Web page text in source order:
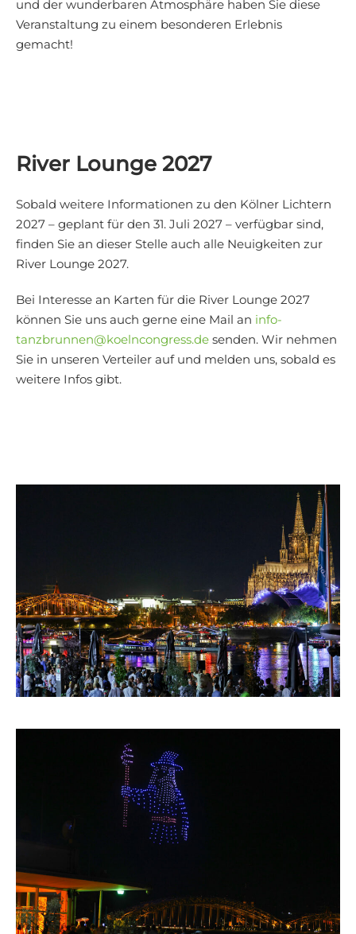
und der wunderbaren Atmosphäre haben Sie diese
Veranstaltung zu einem besonderen Erlebnis
gemacht!
River Lounge 2027
Sobald weitere Informationen zu den Kölner Lichtern
2027 – geplant für den 31. Juli 2027 – verfügbar sind,
finden Sie an dieser Stelle auch alle Neuigkeiten zur
River Lounge 2027.
Bei Interesse an Karten für die River Lounge 2027
können Sie uns auch gerne eine Mail an info-
tanzbrunnen@koelncongress.de senden. Wir nehmen
Sie in unseren Verteiler auf und melden uns, sobald es
weitere Infos gibt.